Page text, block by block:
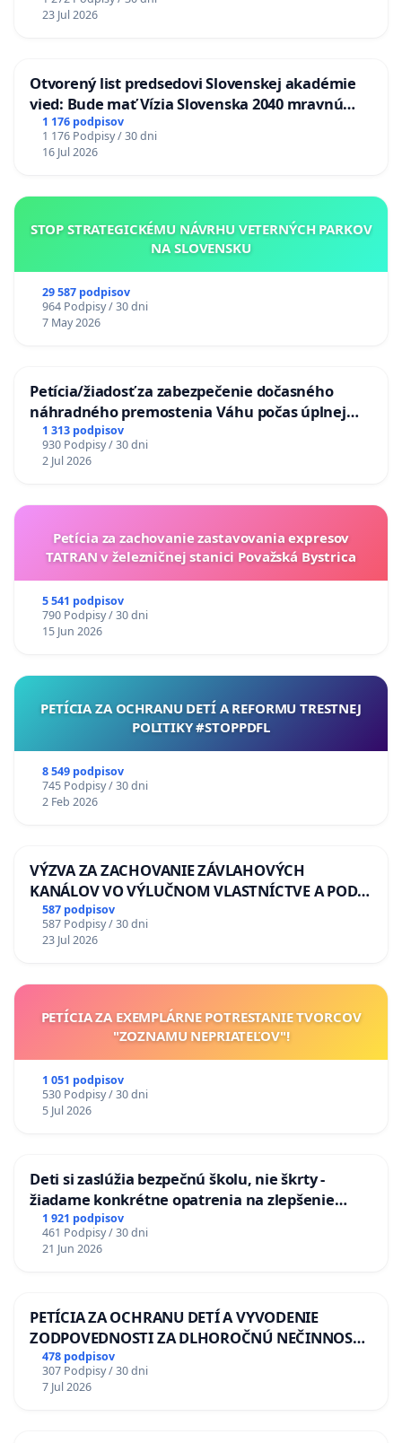
23 Jul 2026
Otvorený list predsedovi Slovenskej akadémie
vied: Bude mať Vízia Slovenska 2040 mravnú
chrbticu?
1 176 podpisov
1 176 Podpisy / 30 dni
16 Jul 2026
STOP STRATEGICKÉMU NÁVRHU VETERNÝCH PARKOV
NA SLOVENSKU
29 587 podpisov
964 Podpisy / 30 dni
7 May 2026
Petícia/žiadosť za zabezpečenie dočasného
náhradného premostenia Váhu počas úplnej
uzávery Vážskeho mosta v Komárne
1 313 podpisov
930 Podpisy / 30 dni
2 Jul 2026
Petícia za zachovanie zastavovania expresov
TATRAN v železničnej stanici Považská Bystrica
5 541 podpisov
790 Podpisy / 30 dni
15 Jun 2026
PETÍCIA ZA OCHRANU DETÍ A REFORMU TRESTNEJ
POLITIKY #STOPPDFL
8 549 podpisov
745 Podpisy / 30 dni
2 Feb 2026
VÝZVA ZA ZACHOVANIE ZÁVLAHOVÝCH
KANÁLOV VO VÝLUČNOM VLASTNÍCTVE A POD
KONTROLOU SLOVENSKEJ REPUBLIKY & žiadosť
na riešenie zanedbaného stavu závlahových a
odvodňovacích kanálov na Slovensku
587 podpisov
587 Podpisy / 30 dni
23 Jul 2026
PETÍCIA ZA EXEMPLÁRNE POTRESTANIE TVORCOV
"ZOZNAMU NEPRIATEĽOV"!
1 051 podpisov
530 Podpisy / 30 dni
5 Jul 2026
Deti si zaslúžia bezpečnú školu, nie škrty -
žiadame konkrétne opatrenia na zlepšenie
situácie v školstve
1 921 podpisov
461 Podpisy / 30 dni
21 Jun 2026
PETÍCIA ZA OCHRANU DETÍ A VYVODENIE
ZODPOVEDNOSTI ZA DLHOROČNÚ NEČINNOSŤ
A ZLYHANIE ŠTÁTU
478 podpisov
307 Podpisy / 30 dni
7 Jul 2026